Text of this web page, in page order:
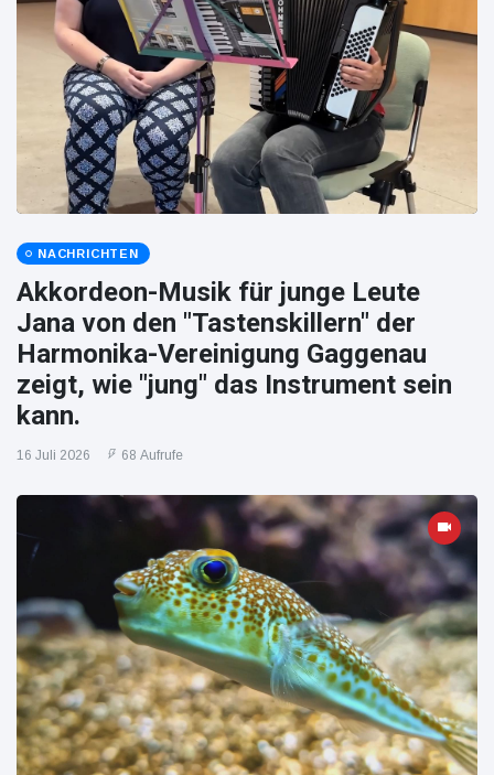
NACHRICHTEN
Akkordeon-Musik für junge Leute
Jana von den "Tastenskillern" der
Harmonika-Vereinigung Gaggenau
zeigt, wie "jung" das Instrument sein
kann.
16 Juli 2026 68 Aufrufe